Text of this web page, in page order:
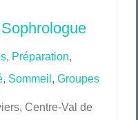
, Préparation,
, Sommeil , Groupes
Centre-Val de